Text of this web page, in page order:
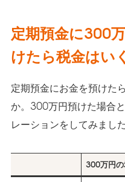
定期預金に300
けたら税金はい
定期預金にお金を預けた
か。300万円預けた場合
レーションをしてみまし
300万円の